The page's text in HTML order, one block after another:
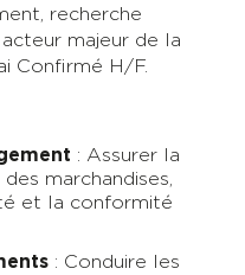
recherche
acteur majeur de la
Confirmé H/F.
: Assurer la
marchandises,
et la conformité
: Conduire les